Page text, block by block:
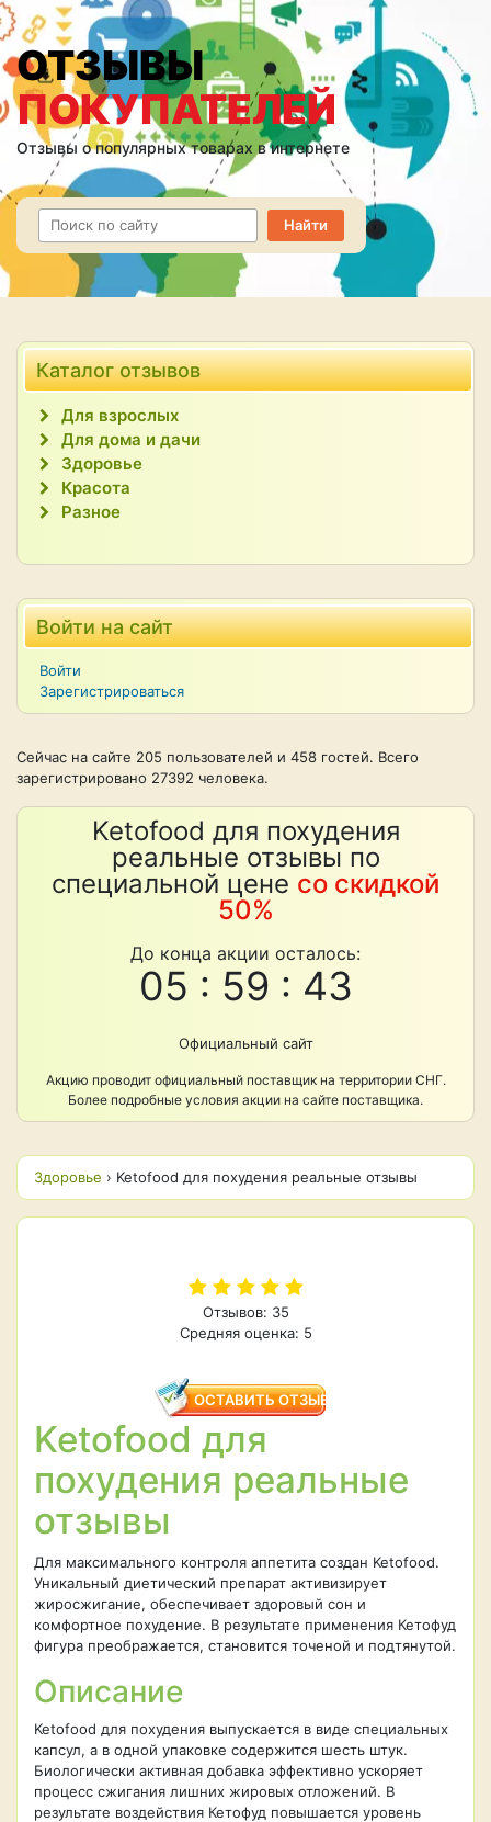
ОТЗЫВЫ
ПОКУПАТЕЛЕЙ
Отзывы о популярных товарах в интернете
Каталог отзывов
Для взрослых
Для дома и дачи
Здоровье
Красота
Разное
Войти на сайт
Войти
Зарегистрироваться
Сейчас на сайте 205 пользователей и 458 гостей. Всего
зарегистрировано 27392 человека.
Ketofood для похудения
реальные отзывы по
специальной цене со скидкой
50%
До конца акции осталось:
05 : 59 : 42
Официальный сайт
Акцию проводит официальный поставщик на территории СНГ.
Более подробные условия акции на сайте поставщика.
Здоровье › Ketofood для похудения реальные отзывы
Отзывов: 35
Средняя оценка: 5
ОСТАВИТЬ ОТЗЫВ
Ketofood для
похудения реальные
отзывы
Для максимального контроля аппетита создан Ketofood.
Уникальный диетический препарат активизирует
жиросжигание, обеспечивает здоровый сон и
комфортное похудение. В результате применения Кетофуд
фигура преображается, становится точеной и подтянутой.
Описание
Ketofood для похудения выпускается в виде специальных
капсул, а в одной упаковке содержится шесть штук.
Биологически активная добавка эффективно ускоряет
процесс сжигания лишних жировых отложений. В
результате воздействия Кетофуд повышается уровень